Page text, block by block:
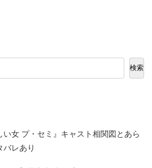
検索
女 プ・セミ』キャスト相関図とあら
レあり